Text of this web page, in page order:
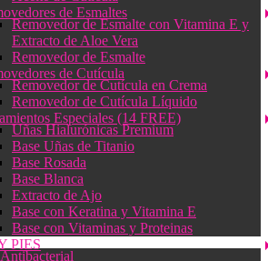
de Esmaltes
Removedor de Esmalte con Vitamina E y
Extracto de Aloe Vera
Removedor de Esmalte
de Cutícula
Removedor de Cutícula en Crema
Removedor de Cutícula Líquido
Especiales (14 FREE)
Uñas Hialurónicas Premium
Base Uñas de Titanio
Base Rosada
Base Blanca
Extracto de Ajo
Base con Keratina y Vitamina E
Base con Vitaminas y Proteinas
PIES